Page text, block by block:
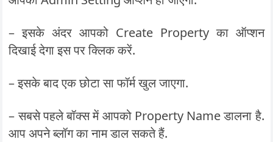
– इसके अंदर आपको Create Property का ऑप्शन
दिखाई देगा इस पर क्लिक करें.
– इसके बाद एक छोटा सा फॉर्म खुल जाएगा.
– सबसे पहले बॉक्स में आपको Property Name डालना है.
आप अपने ब्लॉग का नाम डाल सकते हैं.